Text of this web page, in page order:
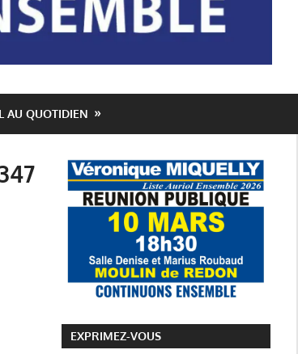
AU QUOTIDIEN
EXPRIMEZ-VOUS